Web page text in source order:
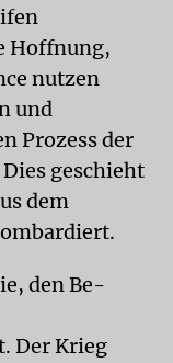
Hoffnung,
nutzen
und
Prozess der
geschieht
dem
den Be-
Der Krieg